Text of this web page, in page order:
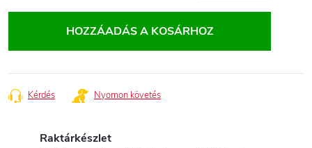
HOZZÁADÁS A KOSÁRHOZ
Kérdés Nyomon követés
Raktárkészlet